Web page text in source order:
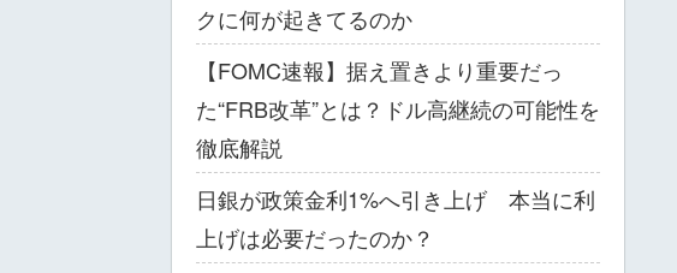
クに何が起きてるのか
【FOMC速報】据え置きより重要だっ
た“FRB改革”とは？ドル高継続の可能性を
徹底解説
日銀が政策金利1%へ引き上げ 本当に利
上げは必要だったのか？